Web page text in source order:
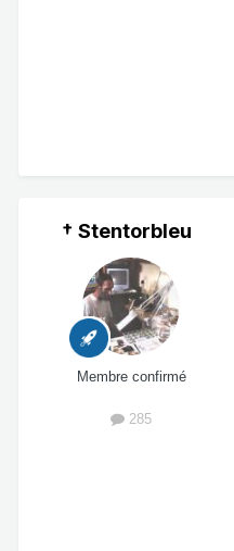
† Stentorbleu
Membre confirmé
285